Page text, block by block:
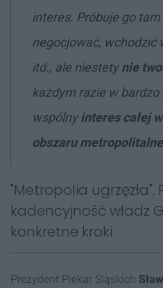
interes. Próbuje go
negocjować, wchodzić
itd., ale niestetynie
każdym razie w
wspólnyinteres całej
obszaru
"Metropolia ugrzęzła".
kadencyjność władz
konkretne kroki
Prezydent Piekar Śląskich